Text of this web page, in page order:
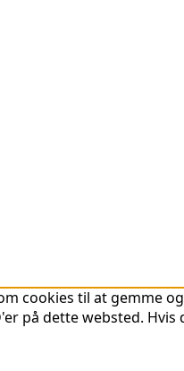
cookies til at gemme
på dette websted.